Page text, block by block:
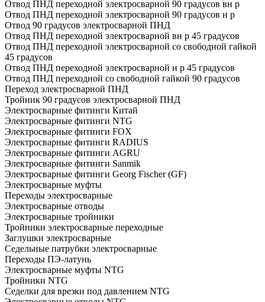
Отвод ПНД переходной электросварной 90 градусов вн р
Отвод ПНД переходной электросварной 90 градусов н р
Отвод 90 градусов электросварной ПНД
Отвод ПНД переходной электросварной вн р 45 градусов
Отвод ПНД переходной электросварной со свободной гайкой
45 градусов
Отвод ПНД переходной электросварной н р 45 градусов
Отвод ПНД переходной со свободной гайкой 90 градусов
Переход электросварной ПНД
Тройник 90 градусов электросварной ПНД
Электросварные фитинги Китай
Электросварные фитинги NTG
Электросварные фитинги FOX
Электросварные фитинги RADIUS
Электросварные фитинги AGRU
Электросварные фитинги Sanmik
Электросварные фитинги Georg Fischer (GF)
Электросварные муфты
Переходы электросварные
Электросварные отводы
Электросварные тройники
Тройники электросварные переходные
Заглушки электросварные
Седельные патрубки электросварные
Переходы ПЭ-латунь
Электросварные муфты NTG
Тройники NTG
Седелки для врезки под давлением NTG